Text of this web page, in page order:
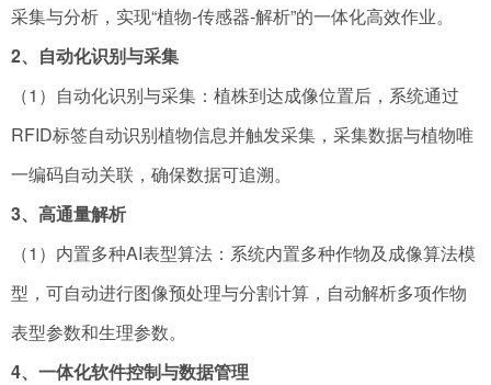
采集与分析，实现“植物-传感器-解析”的一体化高效作业。
2、自动化识别与采集
（1）自动化识别与采集：植株到达成像位置后，系统通过
RFID标签自动识别植物信息并触发采集，采集数据与植物唯
一编码自动关联，确保数据可追溯。
3、高通量解析
（1）内置多种AI表型算法：系统内置多种作物及成像算法模
型，可自动进行图像预处理与分割计算，自动解析多项作物
表型参数和生理参数。
4、一体化软件控制与数据管理